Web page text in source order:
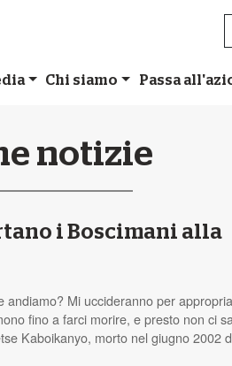
Chi siamo Passa
notizie
i Boscimani alla
andiamo? Mi uccideranno per
fino a farci morire, e presto non ci
Kaboikanyo, morto nel giugno 2002